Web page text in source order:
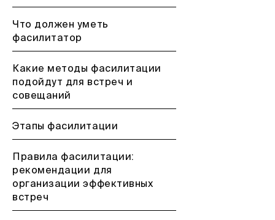
Что должен уметь
фасилитатор
Какие методы фасилитации
подойдут для встреч и
совещаний
Этапы фасилитации
Правила фасилитации:
рекомендации для
организации эффективных
встреч